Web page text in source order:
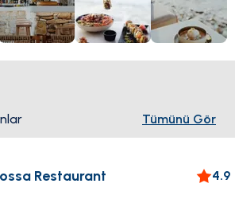
bir deneyim sunuyor.
Tümünü Gör
Restaurant 4.9